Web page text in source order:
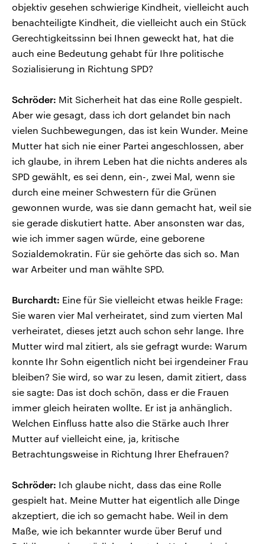
objektiv gesehen schwierige Kindheit, vielleicht auch
benachteiligte Kindheit, die vielleicht auch ein Stück
Gerechtigkeitssinn bei Ihnen geweckt hat, hat die
auch eine Bedeutung gehabt für Ihre politische
Sozialisierung in Richtung SPD?
Schröder: Mit Sicherheit hat das eine Rolle gespielt.
Aber wie gesagt, dass ich dort gelandet bin nach
vielen Suchbewegungen, das ist kein Wunder. Meine
Mutter hat sich nie einer Partei angeschlossen, aber
ich glaube, in ihrem Leben hat die nichts anderes als
SPD gewählt, es sei denn, ein-, zwei Mal, wenn sie
durch eine meiner Schwestern für die Grünen
gewonnen wurde, was sie dann gemacht hat, weil sie
sie gerade diskutiert hatte. Aber ansonsten war das,
wie ich immer sagen würde, eine geborene
Sozialdemokratin. Für sie gehörte das sich so. Man
war Arbeiter und man wählte SPD.
Burchardt: Eine für Sie vielleicht etwas heikle Frage:
Sie waren vier Mal verheiratet, sind zum vierten Mal
verheiratet, dieses jetzt auch schon sehr lange. Ihre
Mutter wird mal zitiert, als sie gefragt wurde: Warum
konnte Ihr Sohn eigentlich nicht bei irgendeiner Frau
bleiben? Sie wird, so war zu lesen, damit zitiert, dass
sie sagte: Das ist doch schön, dass er die Frauen
immer gleich heiraten wollte. Er ist ja anhänglich.
Welchen Einfluss hatte also die Stärke auch Ihrer
Mutter auf vielleicht eine, ja, kritische
Betrachtungsweise in Richtung Ihrer Ehefrauen?
Schröder: Ich glaube nicht, dass das eine Rolle
gespielt hat. Meine Mutter hat eigentlich alle Dinge
akzeptiert, die ich so gemacht habe. Weil in dem
Maße, wie ich bekannter wurde über Beruf und